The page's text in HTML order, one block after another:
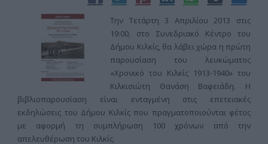
Την Τετάρτη 3 Απριλίου 2013 στις
19:00, στο Συνεδριακό Κέντρο του
Δήμου Κιλκίς, θα λάβει χώρα η πρώτη
παρουσίαση του λευκώματος
«Χρονικό του Κιλκίς 1913-1940» του
Κιλκισιώτη Θανάση Βαφειάδη. Η
βιβλιοπαρουσίαση είναι ενταγμένη στις επετειακές
εκδηλώσεις του Δήμου Κιλκίς που πραγματοποιούνται φέτος
με αφορμή τη συμπλήρωση 100 χρόνων από την
απελευθέρωση του Κιλκίς.